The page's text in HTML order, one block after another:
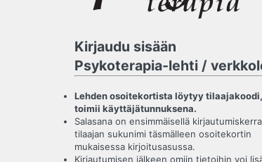
Kirjaudu sisään
Psykoterapia-lehti /
Lehden osoitekortista löytyy
toimii käyttäjätunnuksena.
Salasana on ensimmäisellä
tilaajan sukunimi täsmälleen osoitekortin
mukaisessa kirjoitusasussa.
Kirjautumisen jälkeen omiin tietoihin voi